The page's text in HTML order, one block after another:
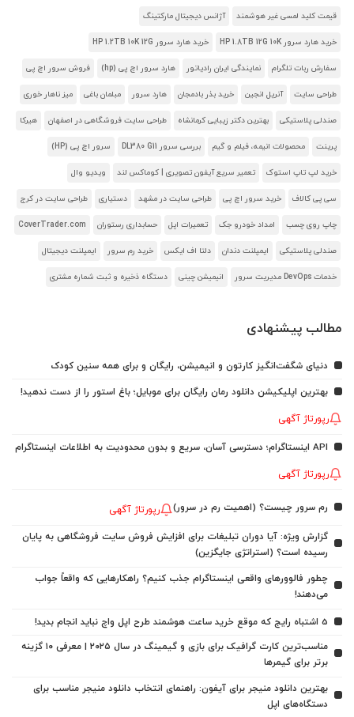
قیمت کلید لمسی غیر هوشمند آژانس دیجیتال مارکتینگ
خرید هارد سرور HP 1.8TB 12G 10K خرید هارد سرور HP 1.2TB 10K 12G
سفارش ربات تلگرام نمایندگی ایران رادیاتور هارد سرور اچ پی (hp) فروش سرور اچ پی
طراحی سایت آنریل انجین خرید بذر بادمجان هارد سرور مبلمان باغی میز ناهار خوری
صندلی پلاستیکی بهترین دکتر زیبایی کرمانشاه طراحی سایت فروشگاهی در اصفهان هیرکا
پرینت محصولات انیمه، فیلم و گیم بررسی سرور DL380 G11 سرور اچ پی (HP)
خرید لپ تاپ استوک تعمیر سریع آیفون تصویری | کوماکس لند ویدیو وال
سی پی کالاف خرید سرور اچ پی طراحی سایت در مشهد دستیاری طراحی سایت در کرج
چاپ روی چسب امداد خودرو جک تعمیرات اپل حسابداری رستوران CoverTrader.com
صندلی پلاستیکی ایمپلنت دندان دلتا اف ایکس خرید رم سرور ایمپلنت دیجیتال
خدمات DevOps مدیریت سرور انیمیشن چینی دستگاه ذخیره و ثبت شماره مشتری
مطالب پیشنهادی
دنیای شگفت‌انگیز کارتون و انیمیشن، رایگان و برای همه سنین کودک
بهترین اپلیکیشن دانلود رمان رایگان برای موبایل؛ باغ استور را از دست ندهید!
رپورتاژ آگهی
API اینستاگرام؛ دسترسی آسان، سریع و بدون محدودیت به اطلاعات اینستاگرام
رپورتاژ آگهی
رم سرور چیست؟ (اهمیت رم در سرور) رپورتاژ آگهی
گزارش ویژه: آیا دوران تبلیغات برای افزایش فروش سایت فروشگاهی به پایان
رسیده است؟ (استراتژی جایگزین)
چطور فالوورهای واقعی اینستاگرام جذب کنیم؟ راهکارهایی که واقعاً جواب
می‌دهند!
5 اشتباه رایج که موقع خرید ساعت هوشمند طرح اپل واچ نباید انجام بدید!
مناسب‌ترین کارت گرافیک برای بازی و گیمینگ در سال ۲۰۲۵ | معرفی ۱۰ گزینه
برتر برای گیمرها
بهترین دانلود منیجر برای آیفون: راهنمای انتخاب دانلود منیجر مناسب برای
دستگاه‌های اپل